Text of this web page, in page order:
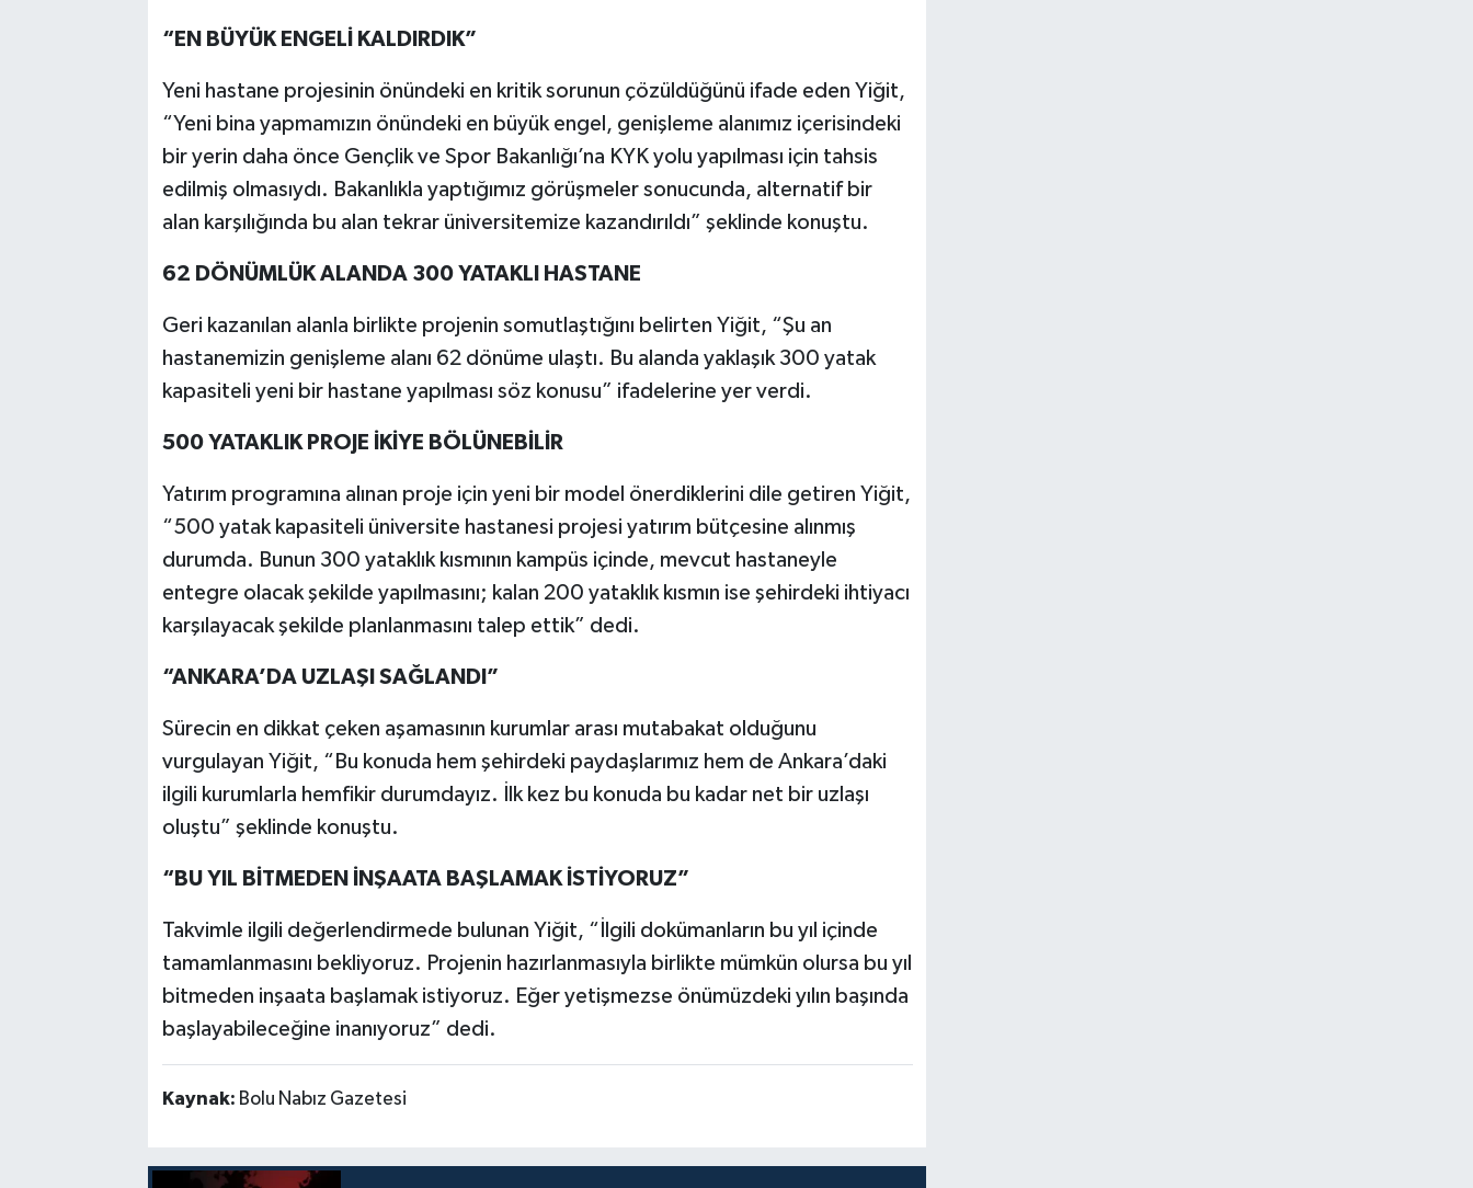
“EN BÜYÜK ENGELİ KALDIRDIK”
Yeni hastane projesinin önündeki en kritik sorunun çözüldüğünü ifade eden Yiğit,
“Yeni bina yapmamızın önündeki en büyük engel, genişleme alanımız içerisindeki
bir yerin daha önce Gençlik ve Spor Bakanlığı’na KYK yolu yapılması için tahsis
edilmiş olmasıydı. Bakanlıkla yaptığımız görüşmeler sonucunda, alternatif bir
alan karşılığında bu alan tekrar üniversitemize kazandırıldı” şeklinde konuştu.
62 DÖNÜMLÜK ALANDA 300 YATAKLI HASTANE
Geri kazanılan alanla birlikte projenin somutlaştığını belirten Yiğit, “Şu an
hastanemizin genişleme alanı 62 dönüme ulaştı. Bu alanda yaklaşık 300 yatak
kapasiteli yeni bir hastane yapılması söz konusu” ifadelerine yer verdi.
500 YATAKLIK PROJE İKİYE BÖLÜNEBİLİR
Yatırım programına alınan proje için yeni bir model önerdiklerini dile getiren Yiğit,
“500 yatak kapasiteli üniversite hastanesi projesi yatırım bütçesine alınmış
durumda. Bunun 300 yataklık kısmının kampüs içinde, mevcut hastaneyle
entegre olacak şekilde yapılmasını; kalan 200 yataklık kısmın ise şehirdeki ihtiyacı
karşılayacak şekilde planlanmasını talep ettik” dedi.
“ANKARA’DA UZLAŞI SAĞLANDI”
Sürecin en dikkat çeken aşamasının kurumlar arası mutabakat olduğunu
vurgulayan Yiğit, “Bu konuda hem şehirdeki paydaşlarımız hem de Ankara’daki
ilgili kurumlarla hemfikir durumdayız. İlk kez bu konuda bu kadar net bir uzlaşı
oluştu” şeklinde konuştu.
“BU YIL BİTMEDEN İNŞAATA BAŞLAMAK İSTİYORUZ”
Takvimle ilgili değerlendirmede bulunan Yiğit, “İlgili dokümanların bu yıl içinde
tamamlanmasını bekliyoruz. Projenin hazırlanmasıyla birlikte mümkün olursa bu yıl
bitmeden inşaata başlamak istiyoruz. Eğer yetişmezse önümüzdeki yılın başında
başlayabileceğine inanıyoruz” dedi.
Kaynak: Bolu Nabız Gazetesi